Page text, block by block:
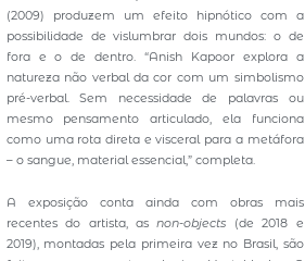
(2009) produzem um efeito hipnótico com a
possibilidade de vislumbrar dois mundos: o de
fora e o de dentro. “Anish Kapoor explora a
natureza não verbal da cor com um simbolismo
pré-verbal. Sem necessidade de palavras ou
mesmo pensamento articulado, ela funciona
como uma rota direta e visceral para a metáfora
– o sangue, material essencial,” completa.
A exposição conta ainda com obras mais
recentes do artista, asnon-objects (de 2018 e
2019), montadas pela primeira vez no Brasil, são